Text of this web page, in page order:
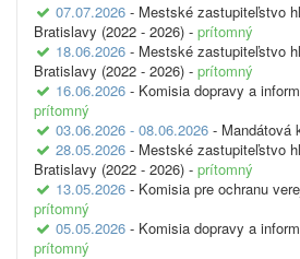
07.07.2026 - Mestské zastupiteľstvo
Bratislavy (2022 - 2026) - prítomný
18.06.2026 - Mestské zastupiteľstvo
Bratislavy (2022 - 2026) - prítomný
16.06.2026 - Komisia dopravy a
prítomný
03.06.2026 - 08.06.2026 - Mandátová
28.05.2026 - Mestské zastupiteľstvo
Bratislavy (2022 - 2026) - prítomný
13.05.2026 - Komisia pre ochranu
prítomný
05.05.2026 - Komisia dopravy a
prítomný